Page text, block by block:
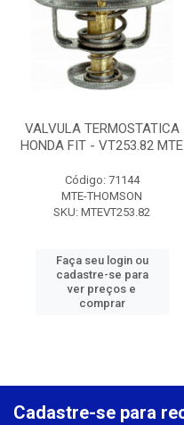
VALVULA TERMOSTATICA
HONDA FIT - VT253.82 MTE
Código: 71144
MTE-THOMSON
SKU: MTEVT253.82
Faça seu login ou
cadastre-se para
ver preços e
comprar
Cadastre-se para